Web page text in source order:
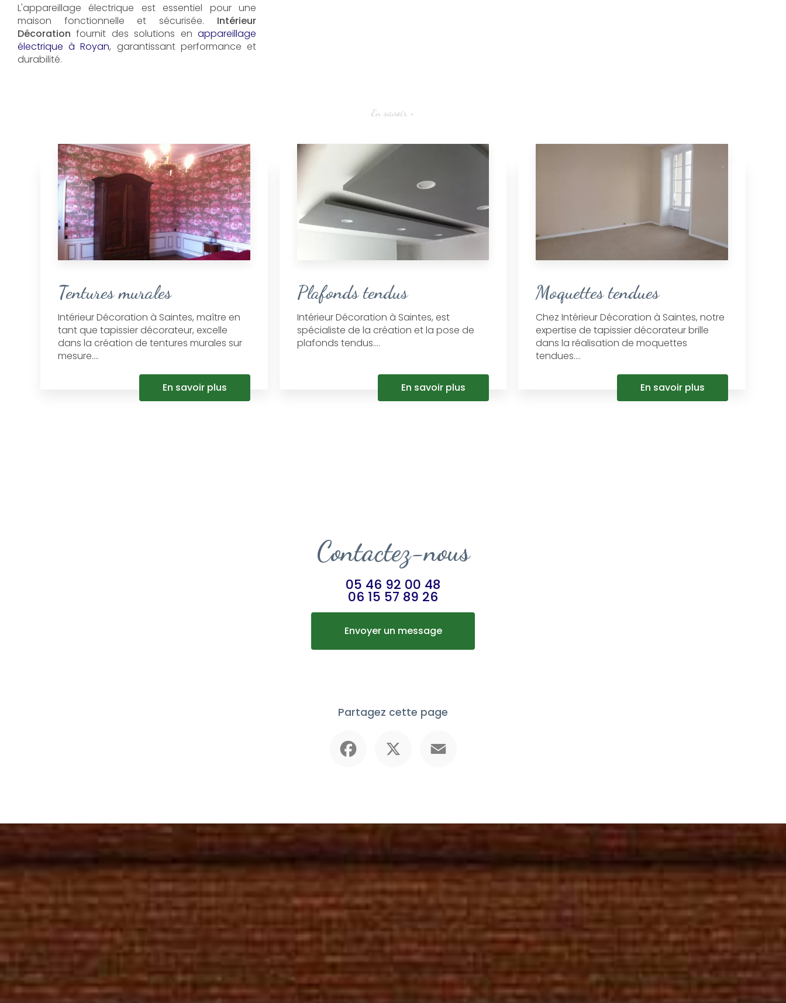
L'appareillage électrique est essentiel pour une
maison fonctionnelle et sécurisée. Intérieur
Décoration fournit des solutions en appareillage
électrique à Royan, garantissant performance et
durabilité.
En savoir +
Tentures murales
Intérieur Décoration à Saintes, maître en
tant que tapissier décorateur, excelle
dans la création de tentures murales sur
mesure....
En savoir plus
Plafonds tendus
Intérieur Décoration à Saintes, est
spécialiste de la création et la pose de
plafonds tendus....
En savoir plus
Moquettes tendues
Chez Intérieur Décoration à Saintes, notre
expertise de tapissier décorateur brille
dans la réalisation de moquettes
tendues....
En savoir plus
Contactez-nous
05 46 92 00 48
06 15 57 89 26
Envoyer un message
Partagez cette page